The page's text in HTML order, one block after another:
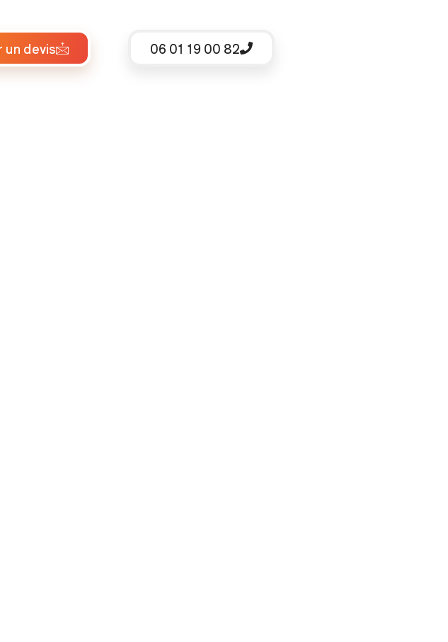
un devis 06 01 19 00 82